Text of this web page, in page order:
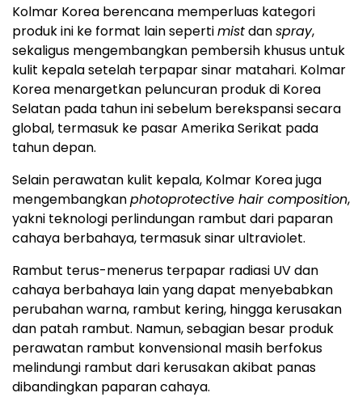
Kolmar Korea berencana memperluas kategori
produk ini ke format lain sepertimistdanspray,
sekaligus mengembangkan pembersih khusus untuk
kulit kepala setelah terpapar sinar matahari. Kolmar
Korea menargetkan peluncuran produk di Korea
Selatan pada tahun ini sebelum berekspansi secara
global, termasuk ke pasar Amerika Serikat pada
tahun depan.
Selain perawatan kulit kepala, Kolmar Korea juga
mengembangkanphotoprotective hair composition,
yakni teknologi perlindungan rambut dari paparan
cahaya berbahaya, termasuk sinar ultraviolet.
Rambut terus-menerus terpapar radiasi UV dan
cahaya berbahaya lain yang dapat menyebabkan
perubahan warna, rambut kering, hingga kerusakan
dan patah rambut. Namun, sebagian besar produk
perawatan rambut konvensional masih berfokus
melindungi rambut dari kerusakan akibat panas
dibandingkan paparan cahaya.